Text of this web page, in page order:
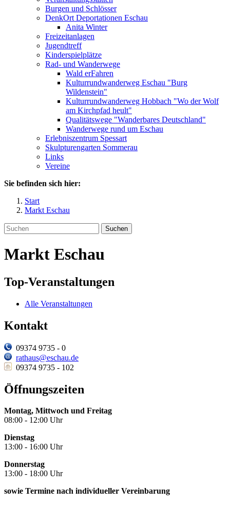
Burgen und Schlösser
DenkOrt Deportationen Eschau
Anita Winter
Freizeitanlagen
Jugendtreff
Kinderspielplätze
Rad- und Wanderwege
Wald erFahren
Kulturrundwanderweg Eschau "Burg
Wildenstein"
Kulturrundwanderweg Hobbach "Wo der Wolf
am Kirchpfad heult"
Qualitätswege "Wanderbares Deutschland"
Wanderwege rund um Eschau
Erlebniszentrum Spessart
Skulpturengarten Sommerau
Links
Vereine
Sie befinden sich hier:
Start
Markt Eschau
Suchen
Markt Eschau
Top-Veranstaltungen
Alle Veranstaltungen
Kontakt
09374 9735 - 0
rathaus@eschau.de
09374 9735 - 102
Öffnungszeiten
Montag, Mittwoch und Freitag
08:00 - 12:00 Uhr
Dienstag
13:00 - 16:00 Uhr
Donnerstag
13:00 - 18:00 Uhr
sowie Termine nach individueller Vereinbarung